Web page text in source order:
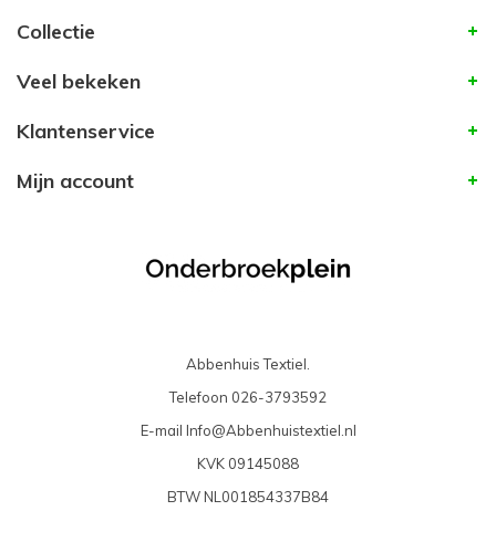
Collectie
Veel bekeken
Klantenservice
Mijn account
Abbenhuis Textiel.
Telefoon 026-3793592
E-mail Info@Abbenhuistextiel.nl
KVK 09145088
BTWNL001854337B84